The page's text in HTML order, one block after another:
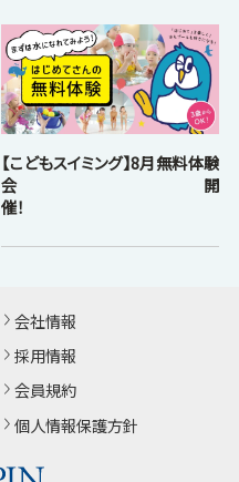
【こどもスイミング】8月無料体験
会開
催！
会社情報
採用情報
会員規約
個人情報保護方針